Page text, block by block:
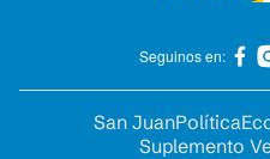
Seguinos en:
San JuanPolítica
Suplemento